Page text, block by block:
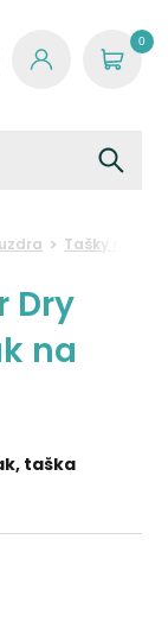
0
Tašky na
Dry
na
taška